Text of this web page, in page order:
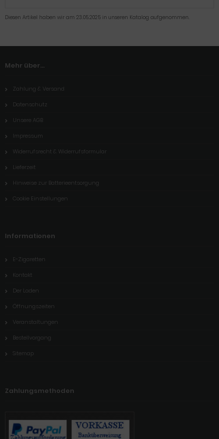
Diesen Artikel haben wir am 23.05.2025 in unseren Katalog aufgenommen.
Mehr über...
Zahlung & Versand
Datenschutz
Unsere AGB
Impressum
Widerrufsrecht & Widerrufsformular
Lieferzeit
Hinweise zur Batterieentsorgung
Cookie Einstellungen
Informationen
E-Zigaretten
Kontakt
Der Laden
Öffnungszeiten
Veranstaltungen
Bestellvorgang
Sitemap
Zahlungsmethoden